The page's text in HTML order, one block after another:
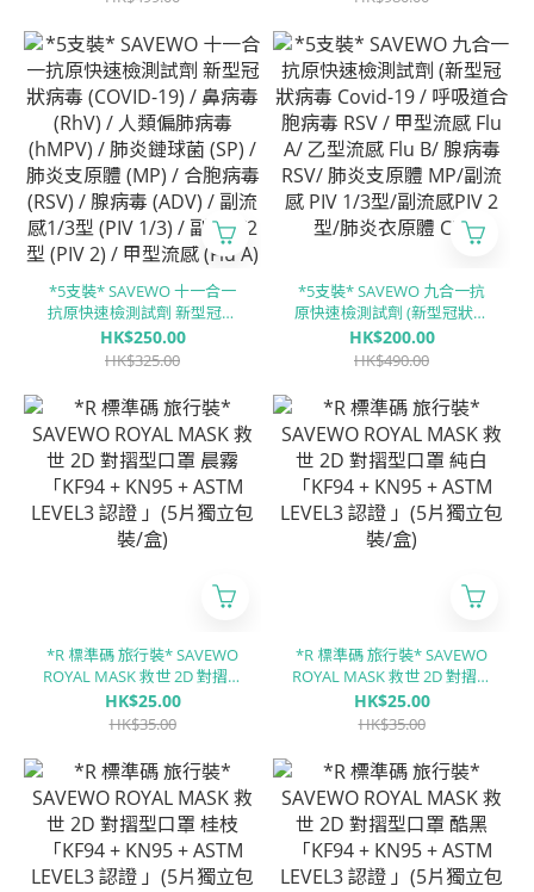
*5支裝* SAVEWO 十一合一
抗原快速檢測試劑 新型冠狀
病毒 (COVID-19) / 鼻病毒
(RhV) / 人類偏肺病毒 (hMPV)
體 (MP) / 合胞病毒 (RSV) / 腺
病毒 (ADV) / 副流感1/3型
(PIV 1/3) / 副流感2型 (PIV 2) /
甲型流感 (Flu A) / ⼄型流感
(Flu B)
HK$250.00
HK$325.00
*5支裝* SAVEWO 九合一抗
原快速檢測試劑 (新型冠狀病
毒 Covid-19 / 呼吸道合胞病
毒 RSV / 甲型流感 Flu A/ ⼄型
支原體 MP/副流感 PIV 1/3型/
副流感PIV 2型/肺炎衣原體
CP)
HK$200.00
HK$490.00
*R 標準碼 旅行裝* SAVEWO
ROYAL MASK 救世 2D 對摺型
口罩 晨霧「KF94 + KN95 +
ASTM LEVEL3 認證 」(5片獨
HK$25.00
HK$35.00
*R 標準碼 旅行裝* SAVEWO
ROYAL MASK 救世 2D 對摺型
口罩 純白「KF94 + KN95 +
ASTM LEVEL3 認證 」(5片獨
HK$25.00
HK$35.00